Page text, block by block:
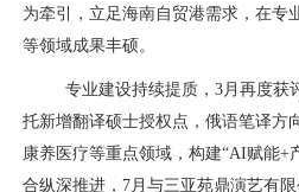
为牵引，立足海南自贸港需求，在专
等领域成果丰硕。
专业建设持续提质，3月再度获
托新增翻译硕士授权点，俄语笔译方
康养医疗等重点领域，构建“AI赋能+
合纵深推进， 7月与三亚苑鼎演艺有